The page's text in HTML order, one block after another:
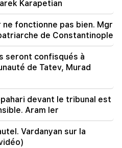
militaire Iskander. Le
s'est récusé (vidéo)
Karapetian
ne fonctionne pas
silence du patriarche de
ont été
Karapetian
fonctionne pas bien. Mgr
de Constantinople
seront confisqués à
de Tatev, Murad
devant le tribunal est
Aram Ier
Vardanyan sur la